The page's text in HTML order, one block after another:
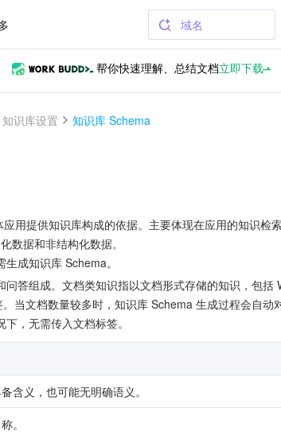
域名
帮你快速理解、总结文档立即下载
知识库设置 知识库 Schema
用提供知识库构成的依据。主要体现在应用的知识检
数据和非结构化数据。
成知识库 Schema。
答组成。文档类知识指以文档形式存储的知识，包括
当文档数量较多时，知识库 Schema 生成过程会自动
，无需传入文档标签。
含义，也可能无明确语义。
。